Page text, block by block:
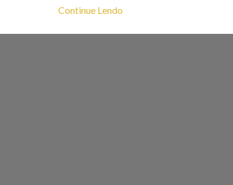
Continue Lendo